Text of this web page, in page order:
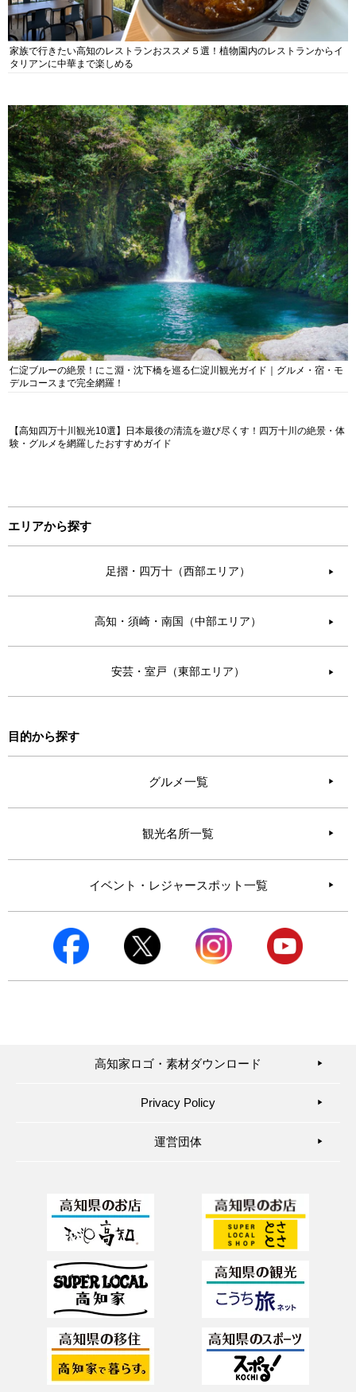
家族で行きたい高知のレストランおススメ５選！植物園内のレストランからイ
タリアンに中華まで楽しめる
仁淀ブルーの絶景！にこ淵・沈下橋を巡る仁淀川観光ガイド｜グルメ・宿・モ
デルコースまで完全網羅！
【高知四万十川観光10選】日本最後の清流を遊び尽くす！四万十川の絶景・体
験・グルメを網羅したおすすめガイド
エリアから探す
足摺・四万十（西部エリア） ▶︎
高知・須崎・南国（中部エリア） ▶︎
安芸・室戸（東部エリア） ▶︎
目的から探す
グルメ一覧
観光名所一覧
イベント・レジャースポット一覧
高知家ロゴ・素材ダウンロード ▶︎
Privacy Policy ▶︎
運営団体 ▶︎